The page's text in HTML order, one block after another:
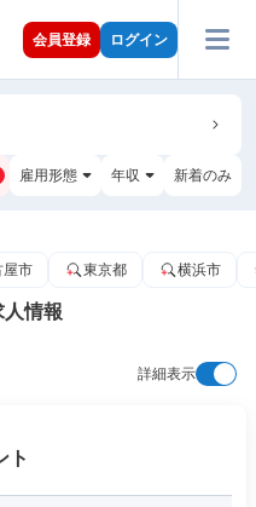
会員登録 ログイン
雇用形態 年収 新着のみ
屋市 東京都 横浜市
情報
詳細表示
ト